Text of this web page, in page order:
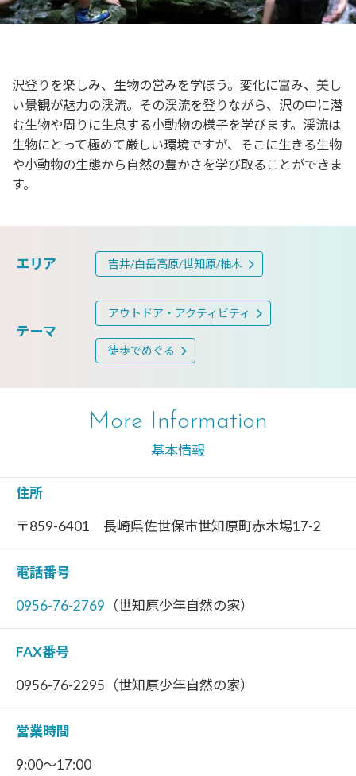
沢登りを楽しみ、生物の営みを学ぼう。変化に富み、美し
い景観が魅力の渓流。その渓流を登りながら、沢の中に潜
む生物や周りに生息する小動物の様子を学びます。渓流は
生物にとって極めて厳しい環境ですが、そこに生きる生物
や小動物の生態から自然の豊かさを学び取ることができま
す。
エリア 吉井/白岳高原/世知原/柚木
テーマ
アウトドア・アクティビティ
徒歩でめぐる
More Information
基本情報
住所
〒859-6401 長崎県佐世保市世知原町赤木場17-2
電話番号
0956-76-2769 （世知原少年自然の家）
FAX番号
0956-76-2295（世知原少年自然の家）
営業時間
9:00～17:00